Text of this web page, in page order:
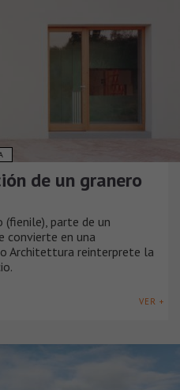
de un granero
(fienile), parte de un
convierte en una
Architettura reinterprete la
VER +